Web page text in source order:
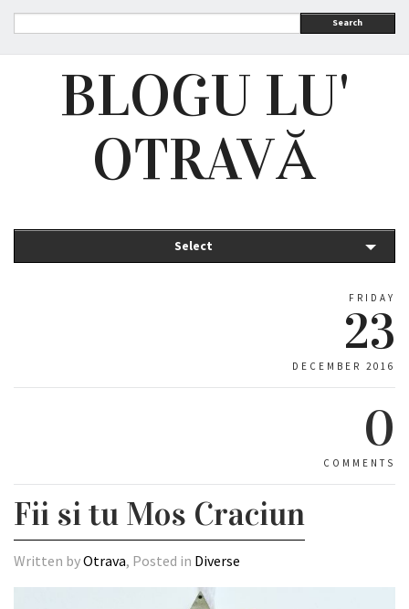
Search
BLOGU LU'
OTRAVĂ
Select
FRIDAY
23
DECEMBER 2016
0
COMMENTS
Fii si tu Mos Craciun
Written byOtrava, Posted in Diverse